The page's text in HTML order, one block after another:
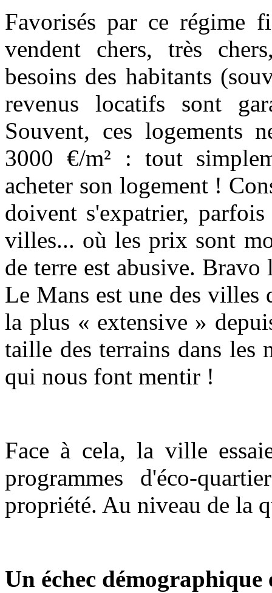
Favorisés par ce régime
vendent chers, très
besoins des habitants
revenus locatifs sont
Souvent, ces logements
3000 €/m² : tout
acheter son logement !
doivent s'expatrier,
villes... où les prix sont
de terre est abusive.
Le Mans est une des
la plus « extensive »
taille des terrains dans les
qui nous font mentir !
Face à cela, la ville
programmes d'éco-
propriété. Au niveau de la
Un échec démographique